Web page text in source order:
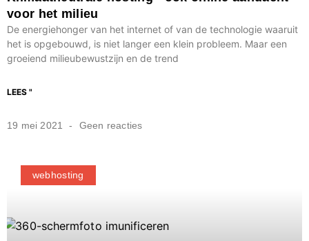
voor het milieu
De energiehonger van het internet of van de technologie waaruit
het is opgebouwd, is niet langer een klein probleem. Maar een
groeiend milieubewustzijn en de trend
LEES "
19 mei 2021 Geen reacties
webhosting